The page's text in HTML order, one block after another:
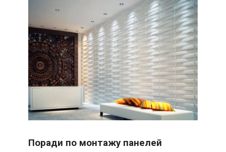
Поради по монтажу панелей